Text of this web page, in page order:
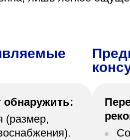
обнаружить:
(размер,